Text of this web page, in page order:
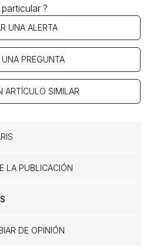
?
UNA ALERTA
UNA PREGUNTA
ARTÍCULO SIMILAR
LA PUBLICACIÓN
DE OPINIÓN